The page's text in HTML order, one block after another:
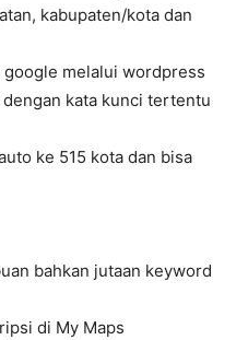
kabupaten/kota dan
google melalui wordpress
kata kunci tertentu
ke 515 kota dan bisa
bahkan jutaan keyword
di My Maps